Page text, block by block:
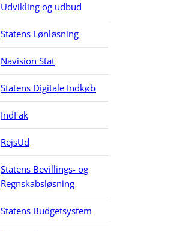
Udvikling og udbud
Statens Lønløsning
Navision Stat
Statens Digitale Indkøb
IndFak
RejsUd
Statens Bevillings- og
Regnskabsløsning
Statens Budgetsystem